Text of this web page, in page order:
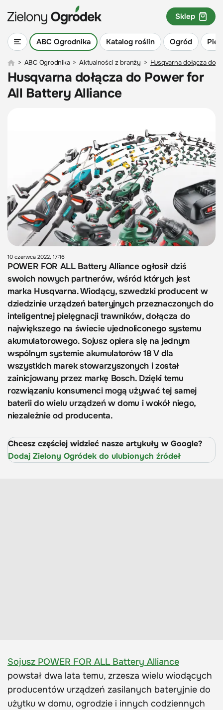
ABC Ogrodnika Katalog roślin Ogród
Sklep
> ABC Ogrodnika > Aktualności z branży > Husqvarna dołącza do
Husqvarna dołącza do Power for
All Battery Alliance
10 czerwca 2022, 17:16
POWER FOR ALL Battery Alliance ogłosił dziś
swoich nowych partnerów, wśród których jest
marka Husqvarna. Wiodący, szwedzki producent w
dziedzinie urządzeń bateryjnych przeznaczonych do
inteligentnej pielęgnacji trawników, dołącza do
największego na świecie ujednoliconego systemu
akumulatorowego. Sojusz opiera się na jednym
wspólnym systemie akumulatorów 18 V dla
wszystkich marek stowarzyszonych i został
zainicjowany przez markę Bosch. Dzięki temu
rozwiązaniu konsumenci mogą używać tej samej
baterii do wielu urządzeń w domu i wokół niego,
niezależnie od producenta.
Chcesz częściej widzieć nasze artykuły w Google?
Dodaj Zielony Ogródek do ulubionych źródeł
Sojusz POWER FOR ALL Battery Alliance
powstał dwa lata temu, zrzesza wielu wiodących
producentów urządzeń zasilanych bateryjnie do
użytku w domu, ogrodzie i innych codziennych